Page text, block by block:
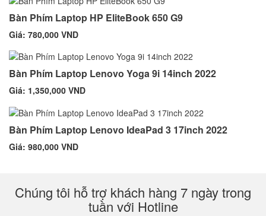
Bàn Phím Laptop HP EliteBook 650 G9
Giá: 780,000 VND
Bàn Phím Laptop Lenovo Yoga 9i 14inch 2022
Giá: 1,350,000 VND
Bàn Phím Laptop Lenovo IdeaPad 3 17inch 2022
Giá: 980,000 VND
Chúng tôi hỗ trợ khách hàng 7 ngày trong
tuần với Hotline